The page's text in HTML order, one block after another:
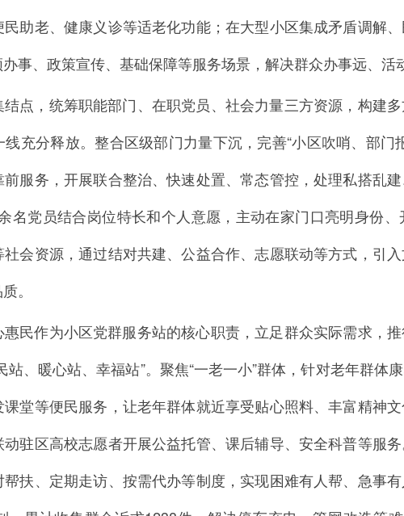
助老、健康义诊等适老化功能；在大型小区集成矛盾调解
事、政策宣传、基础保障等服务场景，解决群众办事远、活
点，统筹职能部门、在职党员、社会力量三方资源，构建
充分释放。整合区级部门力量下沉，完善“小区吹哨、部门
服务，开展联合整治、快速处置、常态管控，处理私搭乱
名党员结合岗位特长和个人意愿，主动在家门口亮明身份
会资源，通过结对共建、公益合作、志愿联动等方式，引
。
民作为小区党群服务站的核心职责，立足群众实际需求，
站、暖心站、幸福站”。聚焦“一老一小”群体，针对老年群体
堂等便民服务，让老年群体就近享受贴心照料、丰富精神
驻区高校志愿者开展公益托管、课后辅导、安全科普等服
扶、定期走访、按需代办等制度，实现困难有人帮、急事